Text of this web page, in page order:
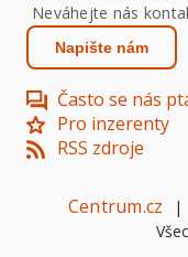
Neváhejte nás
Napište nám
Často se nás
Pro inzerenty
RSS zdroje
Centrum.cz |